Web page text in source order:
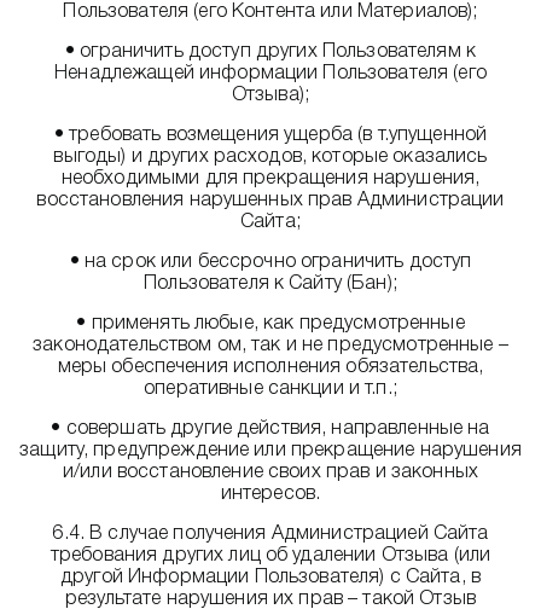
Пользователя (его Контента или Материалов);
• ограничить доступ других Пользователям к
Ненадлежащей информации Пользователя (его
Отзыва);
• требовать возмещения ущерба (в т.упущенной
выгоды) и других расходов, которые оказались
необходимыми для прекращения нарушения,
восстановления нарушенных прав Администрации
Сайта;
• на срок или бессрочно ограничить доступ
Пользователя к Сайту (Бан);
• применять любые, как предусмотренные
законодательством ом, так и не предусмотренные –
меры обеспечения исполнения обязательства,
оперативные санкции и т.п.;
• совершать другие действия, направленные на
защиту, предупреждение или прекращение нарушения
и/или восстановление своих прав и законных
интересов.
6.4. В случае получения Администрацией Сайта
требования других лиц об удалении Отзыва (или
другой Информации Пользователя) с Сайта, в
результате нарушения их прав – такой Отзыв